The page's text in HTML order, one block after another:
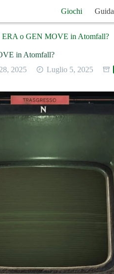
Giochi Guida
ERA o GEN MOVE in Atomfall?
in Atomfall?
2025 Luglio 5, 2025